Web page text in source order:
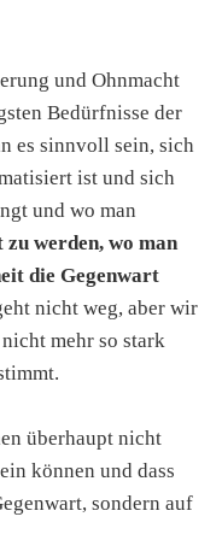
und Ohnmacht
Bedürfnisse der
es sinnvoll sein, sich
ist und sich
und wo man
zu werden, wo man
die Gegenwart
nicht weg, aber wir
mehr so stark
überhaupt nicht
können und dass
sondern auf